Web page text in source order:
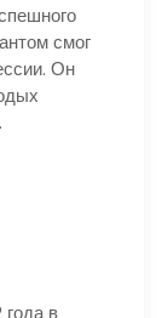
смог
Он
в